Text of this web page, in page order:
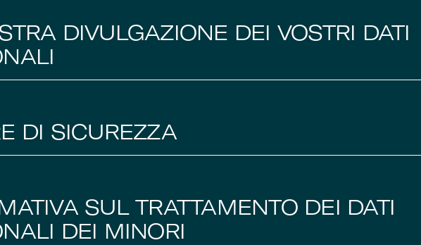
DIVULGAZIONE DEI VOSTRI DATI
DI SICUREZZA
SUL TRATTAMENTO DEI DATI
DEI MINORI